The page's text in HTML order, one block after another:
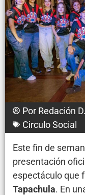
Por Redación
Circulo Social
Este fin de
presentación
espectáculo que
Tapachula. En